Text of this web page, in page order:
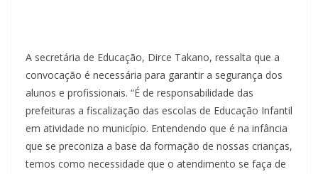
A secretária de Educação, Dirce Takano, ressalta que a
convocação é necessária para garantir a segurança dos
alunos e profissionais. “É de responsabilidade das
prefeituras a fiscalização das escolas de Educação Infantil
em atividade no município. Entendendo que é na infância
que se preconiza a base da formação de nossas crianças,
temos como necessidade que o atendimento se faça de